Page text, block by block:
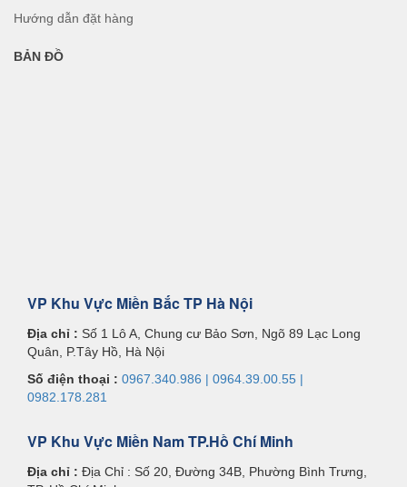
Hướng dẫn đặt hàng
BẢN ĐỒ
VP Khu Vực Miền Bắc TP Hà Nội
Địa chỉ : Số 1 Lô A, Chung cư Bảo Sơn, Ngõ 89 Lạc Long
Quân, P.Tây Hồ, Hà Nội
Số điện thoại : 0967.340.986 | 0964.39.00.55 |
0982.178.281
VP Khu Vực Miền Nam TP.Hồ Chí Minh
Địa chỉ : Địa Chỉ : Số 20, Đường 34B, Phường Bình Trưng,